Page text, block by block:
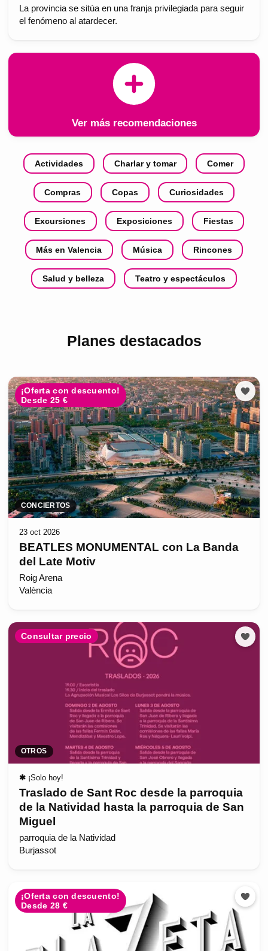
La provincia se sitúa en una franja privilegiada para seguir
el fenómeno al atardecer.
Ver más recomendaciones
Actividades Charlar y tomar Comer
Compras Copas Curiosidades
Excursiones Exposiciones Fiestas
Más en Valencia Música Rincones
Salud y belleza Teatro y espectáculos
Planes destacados
¡Oferta con descuento!
Desde 25 €
CONCIERTOS
23 oct 2026
BEATLES MONUMENTAL con La Banda
del Late Motiv
Roig Arena
València
Consultar precio
OTROS
✱ ¡Solo hoy!
Traslado de Sant Roc desde la parroquia
de la Natividad hasta la parroquia de San
Miguel
parroquia de la Natividad
Burjassot
¡Oferta con descuento!
Desde 28 €